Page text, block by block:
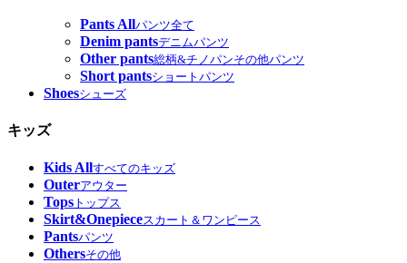
Pants Allパンツ全て
Denim pantsデニムパンツ
Other pants総柄&チノパンその他パンツ
Short pantsショートパンツ
Shoesシューズ
キッズ
Kids Allすべてのキッズ
Outerアウター
Tops トップス
Skirt&Onepieceスカート＆ワンピース
Pantsパンツ
Othersその他